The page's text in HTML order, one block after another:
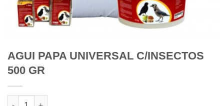
AGUI PAPA UNIVERSAL C/INSECTOS
500 GR
Quantidade de AGUI PAPA UNIVERSAL C/INSECTOS 500 GR